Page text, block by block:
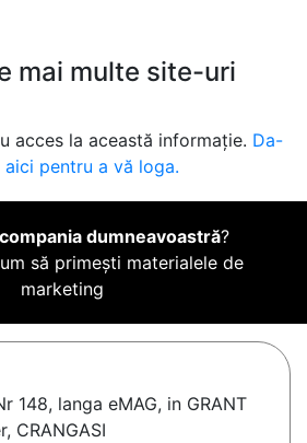
mai multe site-uri
acces la această informație. Da-
pentru a vă loga.
dumneavoastră?
să primești materialele de
marketing
148, langa eMAG, in GRANT
CRANGASI